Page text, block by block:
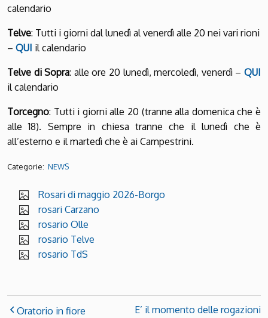
calendario
Telve: Tutti i giorni dal lunedì al venerdì alle 20 nei vari rioni
– QUI il calendario
Telve di Sopra: alle ore 20 lunedì, mercoledì, venerdì –QUI
il calendario
Torcegno: Tutti i giorni alle 20 (tranne alla domenica che è
alle 18). Sempre in chiesa tranne che il lunedì che è
all’esterno e il martedì che è ai Campestrini.
Categorie: NEWS
Rosari di maggio 2026-Borgo
rosari Carzano
rosario Olle
rosario Telve
rosario TdS
Oratorio in fiore E’ il momento delle rogazioni